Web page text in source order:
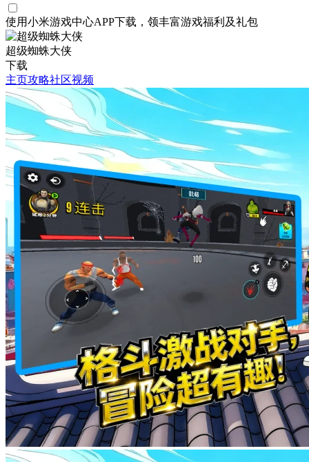
使用小米游戏中心APP下载 ，领丰富游戏福利 及礼包
超级蜘蛛大侠
下载
主页攻略社区视频